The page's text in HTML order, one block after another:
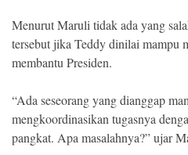
Menurut Maruli tidak ada yang
tersebut jika Teddy dinilai mampu
membantu Presiden.
“Ada seseorang yang dianggap
mengkoordinasikan tugasnya
pangkat. Apa masalahnya?” ujar